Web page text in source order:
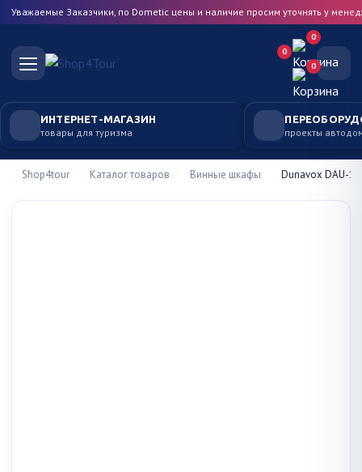
Уважаемые Заказчики, по Dometic цены и наличие просим уточнять у
0
0
0
ИНТЕРНЕТ-МАГАЗИН
товары для туризма проекты
Shop4tour Каталог товаров Винные шкафы Dunavox DAU-